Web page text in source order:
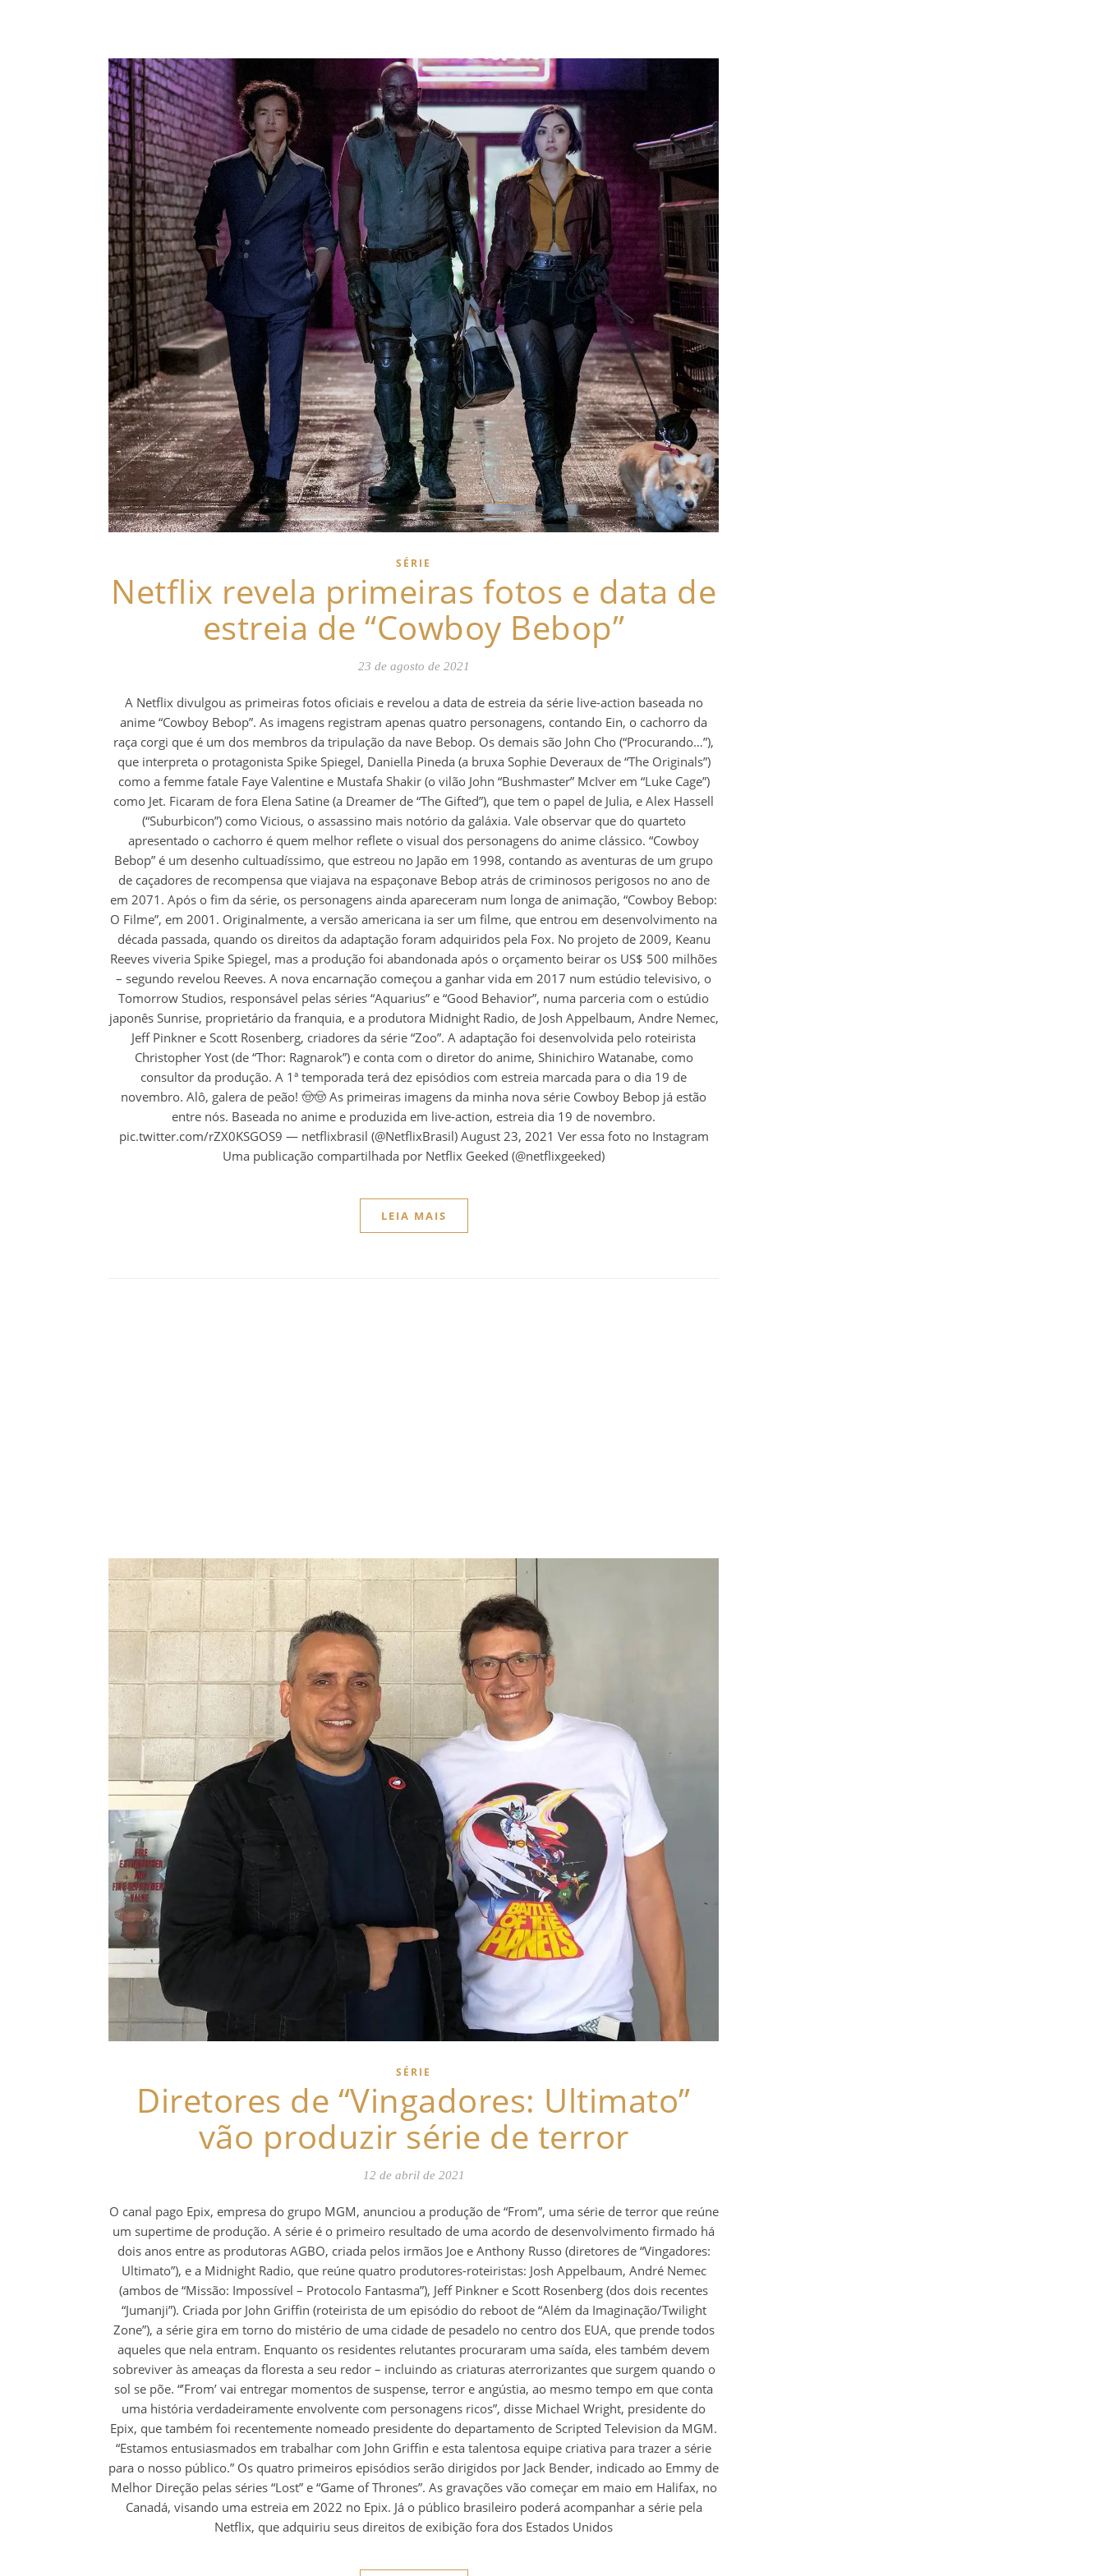
SÉRIE
Netflix revela primeiras fotos e data de
estreia de “Cowboy Bebop”
23 de agosto de 2021
A Netflix divulgou as primeiras fotos oficiais e revelou a data de estreia da série live-action baseada no
anime “Cowboy Bebop”. As imagens registram apenas quatro personagens, contando Ein, o cachorro da
raça corgi que é um dos membros da tripulação da nave Bebop. Os demais são John Cho (“Procurando…”),
que interpreta o protagonista Spike Spiegel, Daniella Pineda (a bruxa Sophie Deveraux de “The Originals”)
como a femme fatale Faye Valentine e Mustafa Shakir (o vilão John “Bushmaster” McIver em “Luke Cage”)
como Jet. Ficaram de fora Elena Satine (a Dreamer de “The Gifted”), que tem o papel de Julia, e Alex Hassell
(“Suburbicon”) como Vicious, o assassino mais notório da galáxia. Vale observar que do quarteto
apresentado o cachorro é quem melhor reflete o visual dos personagens do anime clássico. “Cowboy
Bebop” é um desenho cultuadíssimo, que estreou no Japão em 1998, contando as aventuras de um grupo
de caçadores de recompensa que viajava na espaçonave Bebop atrás de criminosos perigosos no ano de
em 2071. Após o fim da série, os personagens ainda apareceram num longa de animação, “Cowboy Bebop:
O Filme”, em 2001. Originalmente, a versão americana ia ser um filme, que entrou em desenvolvimento na
década passada, quando os direitos da adaptação foram adquiridos pela Fox. No projeto de 2009, Keanu
Reeves viveria Spike Spiegel, mas a produção foi abandonada após o orçamento beirar os US$ 500 milhões
– segundo revelou Reeves. A nova encarnação começou a ganhar vida em 2017 num estúdio televisivo, o
Tomorrow Studios, responsável pelas séries “Aquarius” e “Good Behavior”, numa parceria com o estúdio
japonês Sunrise, proprietário da franquia, e a produtora Midnight Radio, de Josh Appelbaum, Andre Nemec,
Jeff Pinkner e Scott Rosenberg, criadores da série “Zoo”. A adaptação foi desenvolvida pelo roteirista
Christopher Yost (de “Thor: Ragnarok”) e conta com o diretor do anime, Shinichiro Watanabe, como
consultor da produção. A 1ª temporada terá dez episódios com estreia marcada para o dia 19 de
novembro. Alô, galera de peão! 🤠🤠 As primeiras imagens da minha nova série Cowboy Bebop já estão
entre nós. Baseada no anime e produzida em live-action, estreia dia 19 de novembro.
pic.twitter.com/rZX0KSGOS9 — netflixbrasil (@NetflixBrasil) August 23, 2021 Ver essa foto no Instagram
Uma publicação compartilhada por Netflix Geeked (@netflixgeeked)
LEIA MAIS
SÉRIE
Diretores de “Vingadores: Ultimato”
vão produzir série de terror
12 de abril de 2021
O canal pago Epix, empresa do grupo MGM, anunciou a produção de “From”, uma série de terror que reúne
um supertime de produção. A série é o primeiro resultado de uma acordo de desenvolvimento firmado há
dois anos entre as produtoras AGBO, criada pelos irmãos Joe e Anthony Russo (diretores de “Vingadores:
Ultimato”), e a Midnight Radio, que reúne quatro produtores-roteiristas: Josh Appelbaum, André Nemec
(ambos de “Missão: Impossível – Protocolo Fantasma”), Jeff Pinkner e Scott Rosenberg (dos dois recentes
“Jumanji”). Criada por John Griffin (roteirista de um episódio do reboot de “Além da Imaginação/Twilight
Zone”), a série gira em torno do mistério de uma cidade de pesadelo no centro dos EUA, que prende todos
aqueles que nela entram. Enquanto os residentes relutantes procuraram uma saída, eles também devem
sobreviver às ameaças da floresta a seu redor – incluindo as criaturas aterrorizantes que surgem quando o
sol se põe. “’From’ vai entregar momentos de suspense, terror e angústia, ao mesmo tempo em que conta
uma história verdadeiramente envolvente com personagens ricos”, disse Michael Wright, presidente do
Epix, que também foi recentemente nomeado presidente do departamento de Scripted Television da MGM.
“Estamos entusiasmados em trabalhar com John Griffin e esta talentosa equipe criativa para trazer a série
para o nosso público.” Os quatro primeiros episódios serão dirigidos por Jack Bender, indicado ao Emmy de
Melhor Direção pelas séries “Lost” e “Game of Thrones”. As gravações vão começar em maio em Halifax, no
Canadá, visando uma estreia em 2022 no Epix. Já o público brasileiro poderá acompanhar a série pela
Netflix, que adquiriu seus direitos de exibição fora dos Estados Unidos